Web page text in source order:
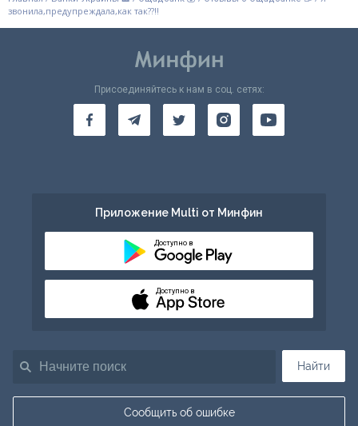
звонила,предупреждала,как так??!!
Найти
Сообщить об ошибке
Присоединяйтесь к нам в соц. сетях:
Приложение Multi от Минфин
Доступно в
Доступно в